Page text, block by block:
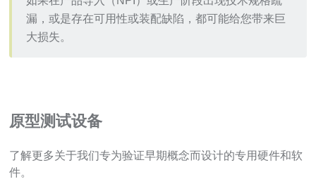
漏，或是存在可用性或装配缺陷，都可能给您带来巨
大损失。
原型测试设备
了解更多关于我们专为验证早期概念而设计的专用硬件和软
件。